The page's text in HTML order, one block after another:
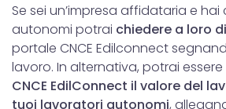
Se sei un’impresa affidataria e
autonomi potrai chiedere a loro
portale CNCE Edilconnect
lavoro. In alternativa, potrai
CNCE EdilConnect il valore del
tuoi lavoratori autonomi,